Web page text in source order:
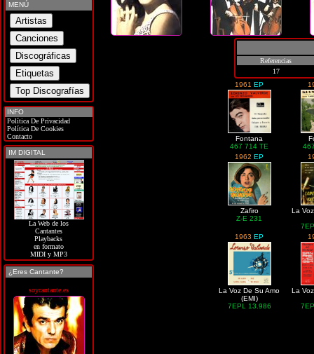
MENÚ
INFO
Política De Privacidad
Política De Cookies
Contacto
IM DIGITAL
La Web de los
Cantantes
Playbacks
en formato
MIDI y MP3
¿Eres Cantante?
soycantante.es
Referencias
17
1961EP
Fontana
467 714 TE
1962EP
Zafiro
Z-E 231
La
1963EP
La Voz De Su Amo
(EMI)
7EPL 13.986
La